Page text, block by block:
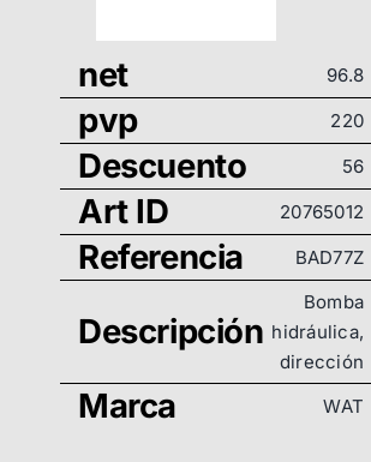
net 96.8
pvp 220
Descuento 56
Art ID 20765012
Referencia BAD77Z
Descripción
Bomba
hidráulica,
dirección
Marca WAT